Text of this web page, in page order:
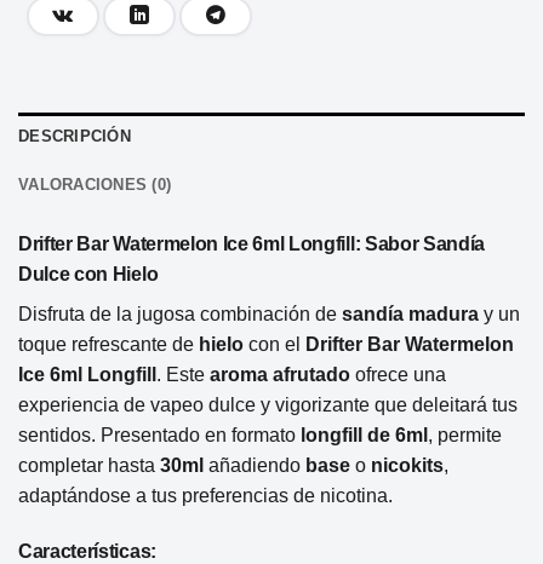
DESCRIPCIÓN
VALORACIONES (0)
Drifter Bar Watermelon Ice 6ml Longfill: Sabor Sandía
Dulce con Hielo
Disfruta de la jugosa combinación de sandía madura y un
toque refrescante de hielo con el
Drifter Bar Watermelon
Ice 6ml Longfill . Este aroma afrutado ofrece una
experiencia de vapeo dulce y vigorizante que deleitará tus
sentidos. Presentado en formato longfill de 6ml , permite
completar hasta 30ml añadiendo base o nicokits,
adaptándose a tus preferencias de nicotina.
Características: